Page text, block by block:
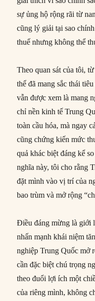
sự ủng hộ rộng rãi từ
cũng lý giải tại sao
thuế nhưng không thể
Theo quan sát của tôi,
thể đã mang sắc thái
vẫn được xem là mang
chỉ nền kinh tế Trung
toàn cầu hóa, mà ngay
cũng chứng kiến mức
quả khác biệt đáng kể
nghĩa này, tôi cho rằng
đặt mình vào vị trí của
bao trùm và mở rộng
Điều đáng mừng là giới
nhấn mạnh khái niệm
nghiệp Trung Quốc mở
cần đặc biệt chú trọng
theo đuổi lợi ích một
của riêng mình, không